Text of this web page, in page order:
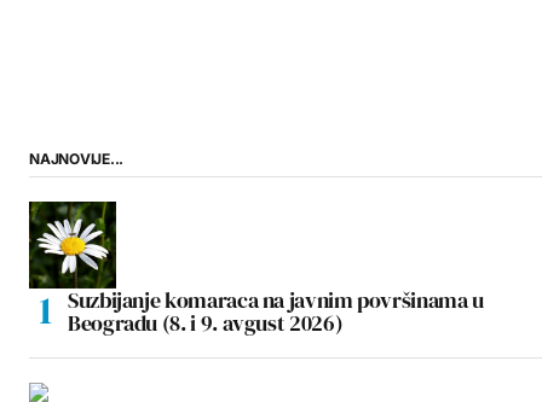
NAJNOVIJE...
Suzbijanje komaraca na javnim površinama u
Beogradu (8. i 9. avgust 2026)